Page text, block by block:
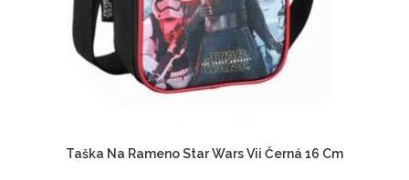
Taška Na Rameno Star Wars Vii Černá 16 Cm